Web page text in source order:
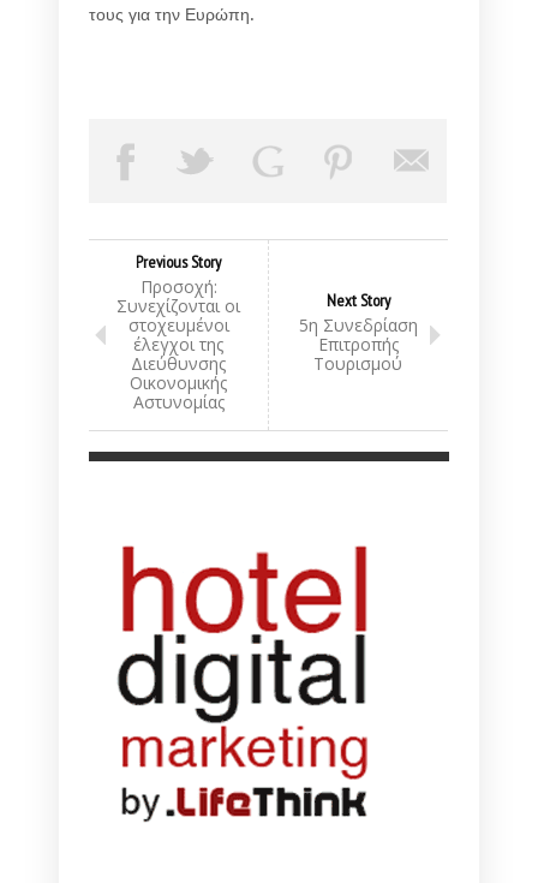
τους για την Ευρώπη.
Previous Story
Προσοχή:
Συνεχίζονται οι
στοχευμένοι
έλεγχοι της
Διεύθυνσης
Οικονομικής
Αστυνομίας
Next Story
5η Συνεδρίαση
Επιτροπής
Τουρισμού